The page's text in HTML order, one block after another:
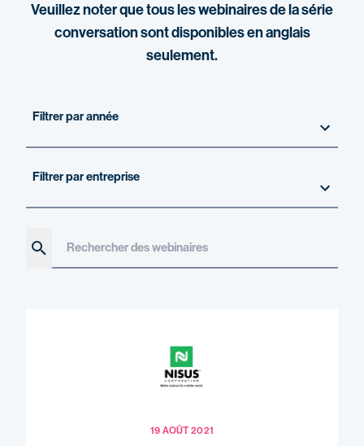
Veuillez noter que tous les webinaires de la série
conversation sont disponibles en anglais
seulement.
Search
19 AOÛT 2021